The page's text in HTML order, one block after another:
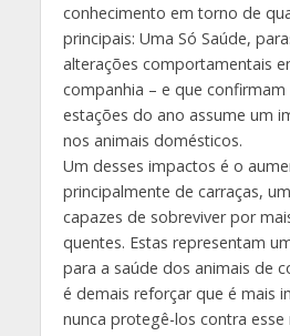
conhecimento em torno de
principais: Uma Só Saúde,
alterações comportamentais
companhia – e que
estações do ano assume um
nos animais domésticos.
Um desses impactos é o
principalmente de carraças,
capazes de sobreviver por
quentes. Estas representam
para a saúde dos animais de
é demais reforçar que é mais
nunca protegê-los contra esse